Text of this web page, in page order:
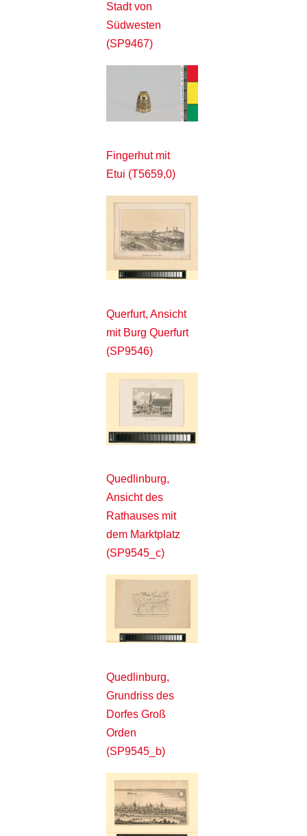
Stadt von
Südwesten
(SP9467)
Fingerhut mit
Etui (T5659,0)
Querfurt, Ansicht
mit Burg Querfurt
(SP9546)
Quedlinburg,
Ansicht des
Rathauses mit
dem Marktplatz
(SP9545_c)
Quedlinburg,
Grundriss des
Dorfes Groß
Orden
(SP9545_b)